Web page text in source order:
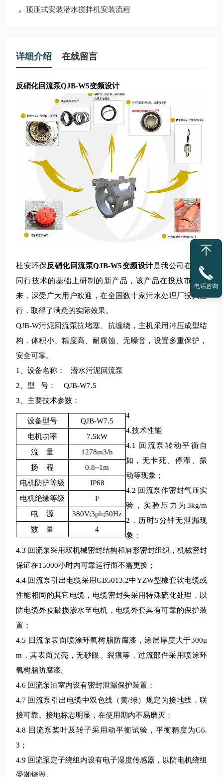
顶压式安装潜水搅拌机安装流程
详细介绍 在线留言
反硝化回流泵QJB-W5变频设计
杜安环保反硝化回流泵QJB-W5变频设计是我公司在引进
同行技术的基础上研制的 新产品，该产品在投放市场以
来，深受广大用户欢迎，在全国数十家污水处理厂投入运
行，取得了满意的实际效果。
QJB-W污泥回流泵抗堵塞、抗缠绕，主机采用冲压成型结
构，体积小、精度高、耐腐蚀、无噪音，设置多重保护，
安全可靠。
1、设备名称： 潜水污泥回流泵
2、型 号： QJB-W7.5
3、主要技术参数：
设备型号
QJB-W7.5
电机功率
7.5kW
流
量
1278m3/h
扬
程
0.8~1m
电机防护等级
IP68
电机绝缘等级
F
电
源
380V;3ph;50Hz
数
量 4
4
4.技术性能
4.1 回流泵转动平衡自
如，无卡死、停滞、振
动等现象；
4.2 回流泵作密封气压实
验，实验压力为3kg/m
2，历时5分钟无泄漏现
象；
4.3 回流泵采用双机械密封结构和唇形密封组织，机械密封
保证在15000小时内可靠运行而不需更换；
4.4 回流泵引出电缆采用GB5013.2中YZW型橡套软电缆或
性能相同的其它电缆，电缆密封头采用特殊硫化处理，以
防电缆外皮破损渗水至电机，电缆外套具有可靠的保护装
置；
4.5 回流泵表面喷涂环氧树脂防腐漆，涂层厚度大于300μ
m，其表面光亮，无砂眼、裂痕等，过流部件采用喷涂环
氧树脂防腐漆。
4.6 回流泵油室内设有密封泄漏保护装置；
4.7 回流泵引出电缆中双色线（黄/绿）规定为接地线，联
接可靠。接地标志明显，在使用期内不易磨灭；
4.8 回流泵桨叶及转子采用动平衡试验，平衡精度为G6.
3；
4.9 回流泵定子绕组内设有电子湿度传感器，以防电机绕组
受潮烧毁。
电话咨询